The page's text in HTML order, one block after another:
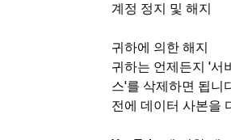
계정 정지 및 해지
귀하에 의한 해지
귀하는 언제든지 '서
스'를 삭제하면 됩니
전에 데이터 사본을